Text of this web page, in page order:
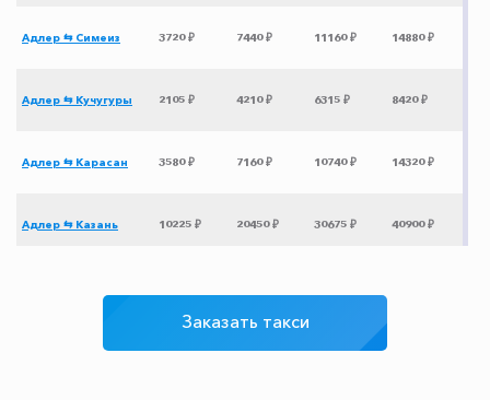
Адлер ⇆ Симеиз 3720 ₽ 7440 ₽ 11160 ₽ 14880 ₽
Адлер ⇆ Кучугуры 2105 ₽ 4210 ₽ 6315 ₽ 8420 ₽
Адлер ⇆ Карасан 3580 ₽ 7160 ₽ 10740 ₽ 14320 ₽
Адлер ⇆ Казань 10225 ₽ 20450 ₽ 30675 ₽ 40900 ₽
Адлер ⇆ Херсон 3975 ₽ 7950 ₽ 11925 ₽
Заказать такси